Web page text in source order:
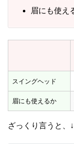
眉にも使え
スイングヘッド
眉にも使えるか
ざっくり言うと、